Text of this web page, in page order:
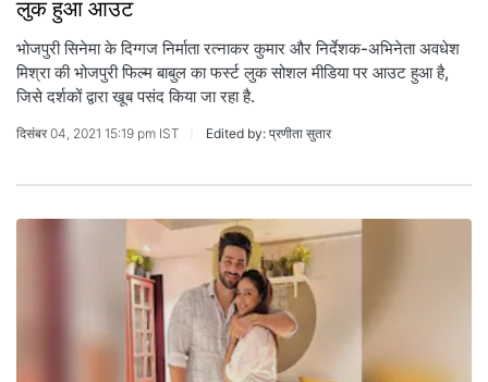
लुक हुआ आउट
भोजपुरी सिनेमा के दिग्गज निर्माता रत्नाकर कुमार और निर्देशक-अभिनेता अवधेश
मिश्रा की भोजपुरी फिल्म बाबुल का फर्स्ट लुक सोशल मीडिया पर आउट हुआ है,
जिसे दर्शकों द्वारा खूब पसंद किया जा रहा है.
दिसंबर 04, 2021 15:19 pm IST Edited by: प्रणीता सुतार